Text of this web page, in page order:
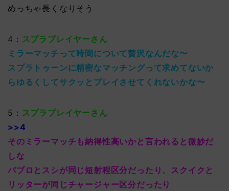
めっちゃ長くなりそう
4： スプラプレイヤーさん
ミラーマッチって時間について贅沢なんだな〜
スプラトゥーンに精密なマッチングって求めてないか
らゆるくしてサクッとプレイさせてくれないかな〜
5： スプラプレイヤーさん
>>4
そのミラーマッチも納得性高いかと言われると微妙だ
しな
パブロとスシが同じ短射程区分だったり、スクイクと
リッターが同じチャージャー区分だったり